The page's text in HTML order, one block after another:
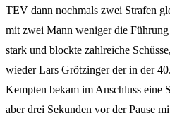
TEV dann nochmals zwei Strafen
mit zwei Mann weniger die
stark und blockte zahlreiche
wieder Lars Grötzinger der in der
Kempten bekam im Anschluss eine
aber drei Sekunden vor der Pause